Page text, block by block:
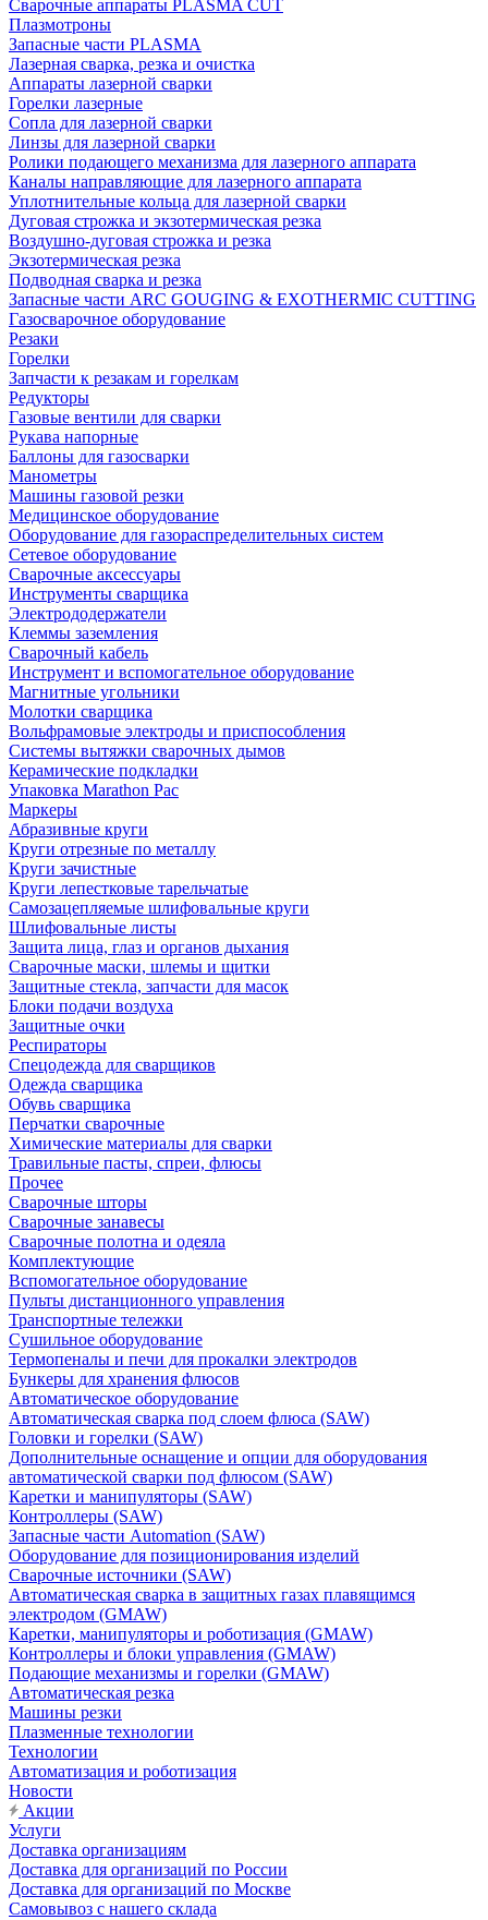
Сварочные аппараты PLASMA CUT
Плазмотроны
Запасные части PLASMA
Лазерная сварка, резка и очистка
Аппараты лазерной сварки
Горелки лазерные
Сопла для лазерной сварки
Линзы для лазерной сварки
Ролики подающего механизма для лазерного аппарата
Каналы направляющие для лазерного аппарата
Уплотнительные кольца для лазерной сварки
Дуговая строжка и экзотермическая резка
Воздушно-дуговая строжка и резка
Экзотермическая резка
Подводная сварка и резка
Запасные части ARC GOUGING & EXOTHERMIC CUTTING
Газосварочное оборудование
Резаки
Горелки
Запчасти к резакам и горелкам
Редукторы
Газовые вентили для сварки
Рукава напорные
Баллоны для газосварки
Манометры
Машины газовой резки
Медицинское оборудование
Оборудование для газораспределительных систем
Сетевое оборудование
Сварочные аксессуары
Инструменты сварщика
Электрододержатели
Клеммы заземления
Сварочный кабель
Инструмент и вспомогательное оборудование
Магнитные угольники
Молотки сварщика
Вольфрамовые электроды и приспособления
Системы вытяжки сварочных дымов
Керамические подкладки
Упаковка Marathon Pac
Маркеры
Абразивные круги
Круги отрезные по металлу
Круги зачистные
Круги лепестковые тарельчатые
Самозацепляемые шлифовальные круги
Шлифовальные листы
Защита лица, глаз и органов дыхания
Сварочные маски, шлемы и щитки
Защитные стекла, запчасти для масок
Блоки подачи воздуха
Защитные очки
Респираторы
Спецодежда для сварщиков
Одежда сварщика
Обувь сварщика
Перчатки сварочные
Химические материалы для сварки
Травильные пасты, спреи, флюсы
Прочее
Сварочные шторы
Сварочные занавесы
Сварочные полотна и одеяла
Комплектующие
Вспомогательное оборудование
Пульты дистанционного управления
Транспортные тележки
Сушильное оборудование
Термопеналы и печи для прокалки электродов
Бункеры для хранения флюсов
Автоматическое оборудование
Автоматическая сварка под слоем флюса (SAW)
Головки и горелки (SAW)
Дополнительные оснащение и опции для оборудования
автоматической сварки под флюсом (SAW)
Каретки и манипуляторы (SAW)
Контроллеры (SAW)
Запасные части Automation (SAW)
Оборудование для позиционирования изделий
Сварочные источники (SAW)
Автоматическая сварка в защитных газах плавящимся
электродом (GMAW)
Каретки, манипуляторы и роботизация (GMAW)
Контроллеры и блоки управления (GMAW)
Подающие механизмы и горелки (GMAW)
Автоматическая резка
Машины резки
Плазменные технологии
Технологии
Автоматизация и роботизация
Новости
Акции
Услуги
Доставка организациям
Доставка для организаций по России
Доставка для организаций по Москве
Самовывоз с нашего склада